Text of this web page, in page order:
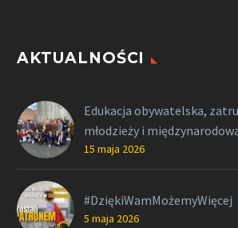
AKTUALNOŚCI
Edukacja obywatelska,
młodzieży i
15 maja 2026
#DziękiWamMożemyWięcej
5 maja 2026